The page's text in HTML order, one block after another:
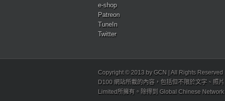
e-shop
Patreon
TuneIn
Twitter
Copyright © 2013 by GCN | All Rights Reserved
D100 網站所載的內容，包括但不限於文字、照
Limited所擁有。除得到 Global Chinese